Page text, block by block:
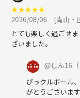
★★★★★
2026/08/06
[青山・屋内コ
とても楽しく過ごせ
ざいました。
@ しん16
ぴっクルボール
がとうございま